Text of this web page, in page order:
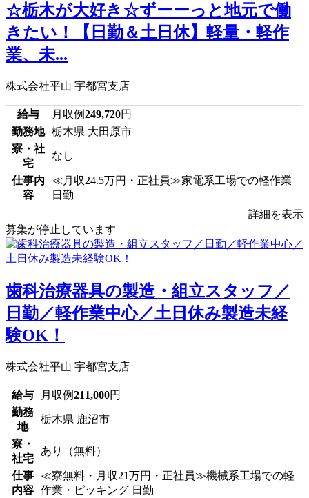
☆栃木が大好き☆ずーーっと地元で働
きたい！【日勤＆土日休】軽量・軽作
業、未...
株式会社平山 宇都宮支店
給与 月収例249,720円
勤務地 栃木県 大田原市
寮・社
宅
なし
仕事内
容
≪月収24.5万円・正社員≫家電系工場での軽作業
日勤
詳細を表示
募集が停止しています
歯科治療器具の製造・組立スタッフ／
日勤／軽作業中心／土日休み製造未経
験OK！
株式会社平山 宇都宮支店
給与 月収例211,000円
勤務
地
栃木県 鹿沼市
寮・
社宅
あり（無料）
仕事
内容
≪寮無料・月収21万円・正社員≫機械系工場での軽
作業・ピッキング 日勤